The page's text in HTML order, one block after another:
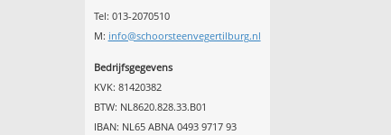
Tel: 013-2070510
M: info@schoorsteenvegertilburg.nl
Bedrijfsgegevens
KVK: 81420382
BTW: NL8620.828.33.B01
IBAN: NL65 ABNA 0493 9717 93